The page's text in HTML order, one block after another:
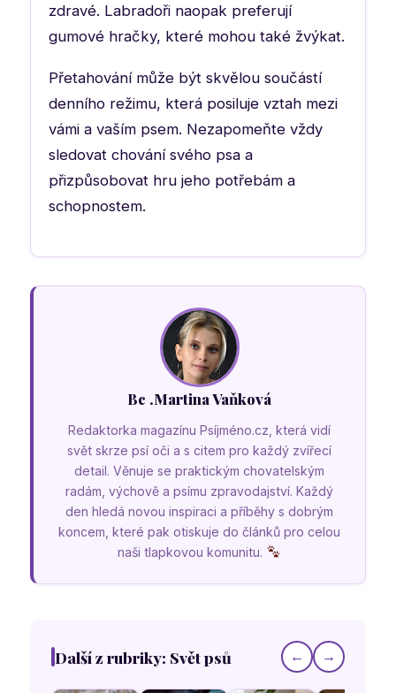
zdravé. Labradoři naopak preferují
gumové hračky, které mohou také žvýkat.
Přetahování může být skvělou součástí
denního režimu, která posiluje vztah mezi
vámi a vaším psem. Nezapomeňte vždy
sledovat chování svého psa a
přizpůsobovat hru jeho potřebám a
schopnostem.
Bc .Martina Vaňková
Redaktorka magazínu Psíjméno.cz, která vidí
svět skrze psí oči a s citem pro každý zvířecí
detail. Věnuje se praktickým chovatelským
radám, výchově a psímu zpravodajství. Každý
den hledá novou inspiraci a příběhy s dobrým
koncem, které pak otiskuje do článků pro celou
naši tlapkovou komunitu.
Další z rubriky: Svět psů ← →